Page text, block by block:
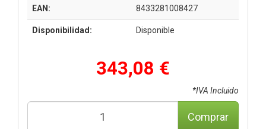
EAN: 8433281008427
Disponibilidad: Disponible
343,08 €
*IVA Incluido
Comprar